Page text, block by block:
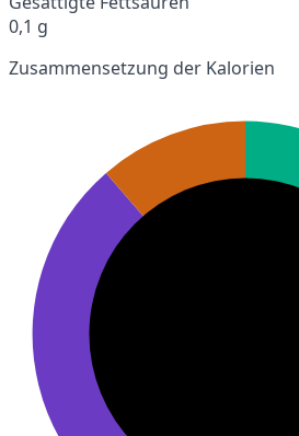
0,1 g
Zusammensetzung der Kalorien